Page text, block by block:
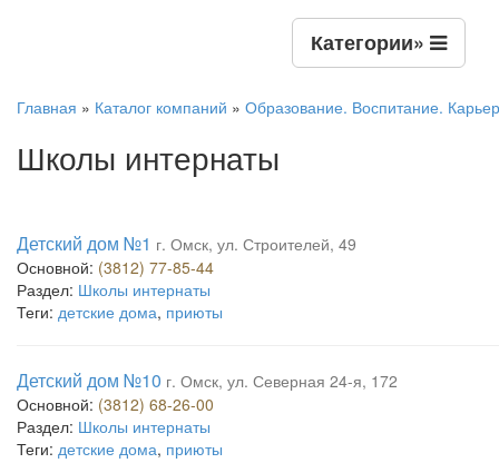
Категории»
Главная » Каталог компаний » Образование. Воспитание.
Школы интернаты
Детский дом №1 г. Омск, ул. Строителей, 49
Основной: (3812) 77-85-44
Раздел: Школы интернаты
Теги: детские дома, приюты
Детский дом №10 г. Омск, ул. Северная 24-я, 172
Основной: (3812) 68-26-00
Раздел: Школы интернаты
Теги: детские дома, приюты